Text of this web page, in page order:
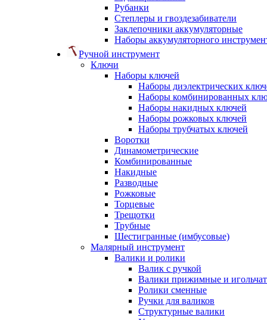
Рубанки
Степлеры и гвоздезабиватели
Заклепочники аккумуляторные
Наборы аккумуляторного
Ручной инструмент
Ключи
Наборы ключей
Наборы диэлектрических
Наборы комбинированных
Наборы накидных ключей
Наборы рожковых ключей
Наборы трубчатых ключей
Воротки
Динамометрические
Комбинированные
Накидные
Разводные
Рожковые
Торцевые
Трещотки
Трубные
Шестигранные (имбусовые)
Малярный инструмент
Валики и ролики
Валик с ручкой
Валики прижимные и
Ролики сменные
Ручки для валиков
Структурные валики